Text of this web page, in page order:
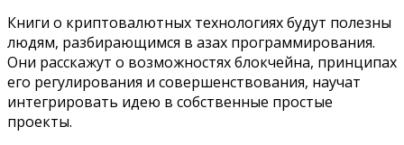
Книги о криптовалютных технологиях будут полезны
людям, разбирающимся в азах программирования.
Они расскажут о возможностях блокчейна, принципах
его регулирования и совершенствования, научат
интегрировать идею в собственные простые
проекты.